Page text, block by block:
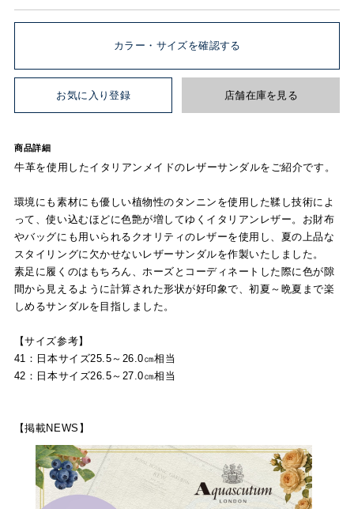
カラー・サイズを確認する
お気に入り登録 店舗在庫を見る
商品詳細
牛革を使用したイタリアンメイドのレザーサンダルをご紹介です。
環境にも素材にも優しい植物性のタンニンを使用した鞣し技術によ
って、使い込むほどに色艶が増してゆくイタリアンレザー。お財布
やバッグにも用いられるクオリティのレザーを使用し、夏の上品な
スタイリングに欠かせないレザーサンダルを作製いたしました。
素足に履くのはもちろん、ホーズとコーディネートした際に色が隙
間から見えるように計算された形状が好印象で、初夏～晩夏まで楽
しめるサンダルを目指しました。
【サイズ参考】
41：日本サイズ25.5～26.0㎝相当
42：日本サイズ26.5～27.0㎝相当
【掲載NEWS】